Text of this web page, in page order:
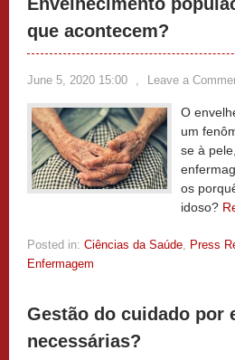
que acontecem?
June 5, 2020 15:00 , Leave a
O
um
se à
os
idoso?
Posted in: Ciências da Saúde, Press
Enfermagem
Gestão do cuidado por
necessárias?